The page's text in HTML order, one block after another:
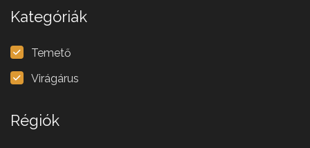
Kategóriák
Temető
Virágárus
Régiók